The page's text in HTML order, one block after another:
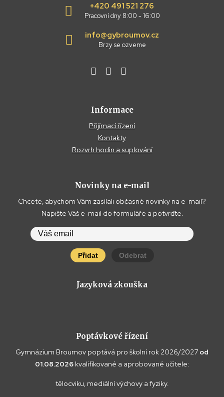
+420 491 521 276
Pracovní dny 8:00 - 16:00
info@gybroumov.cz
Brzy se ozveme
Informace
Přijímací řízení
Kontakty
Rozvrh hodin a suplování
Novinky na e-mail
Chcete, abychom Vám zasílali občasné novinky na e-mail?
Napište Váš e-mail do formuláře a potvrďte.
Přidat Odebrat
Jazyková zkouška
Poptávkové řízení
Gymnázium Broumov poptává pro školní rok 2026/2027 od
01.08.2026 kvalifikované a aprobované učitele:
tělocviku, mediální výchovy a fyziky.